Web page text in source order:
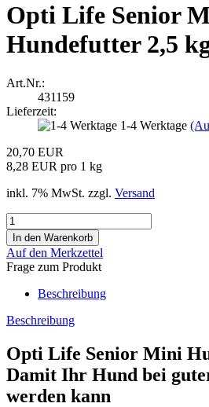
Opti Life Senior
Hundefutter 2,5
Art.Nr.:
431159
Lieferzeit:
1-4 Werktage
20,70 EUR
8,28 EUR pro 1 kg
inkl. 7% MwSt. zzgl. Versand
Auf den Merkzettel
Frage zum Produkt
Beschreibung
Beschreibung
Opti Life Senior Mini
Damit Ihr Hund bei
werden kann